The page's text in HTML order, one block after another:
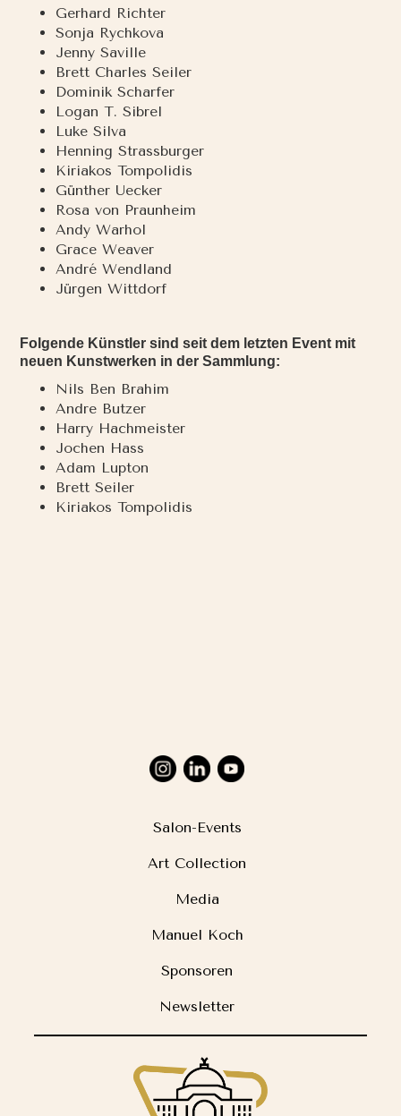
Gerhard Richter
Sonja Rychkova
Jenny Saville
Brett Charles Seiler
Dominik Scharfer
Logan T. Sibrel
Luke Silva
Henning Strassburger
Kiriakos Tompolidis
Günther Uecker
Rosa von Praunheim
Andy Warhol
Grace Weaver
André Wendland
Jürgen Wittdorf
Folgende Künstler sind seit dem letzten Event mit
neuen Kunstwerken in der Sammlung:
Nils Ben Brahim
Andre Butzer
Harry Hachmeister
Jochen Hass
Adam Lupton
Brett Seiler
Kiriakos Tompolidis
Salon-Events
Art Collection
Media
Manuel Koch
Sponsoren
Newsletter